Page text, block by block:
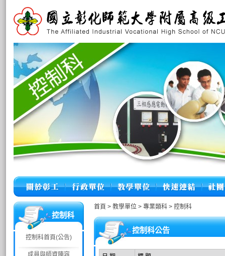
控制科
控制科首頁(公告)
成員與師資陣容
首頁 > 教學單位 > 專業類科 > 控制科
控制科公告